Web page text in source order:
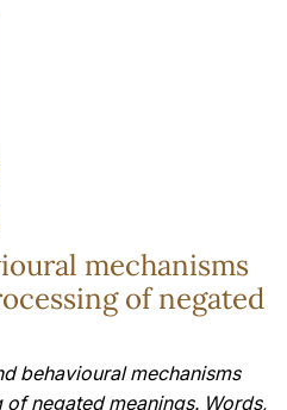
mechanisms
of negated
behavioural mechanisms
negated meanings. Words,